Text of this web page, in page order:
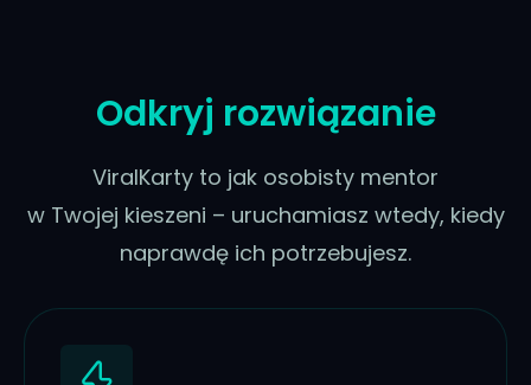
Odkryj rozwiązanie
ViralKarty to jak osobisty mentor
w Twojej kieszeni – uruchamiasz wtedy, kiedy
naprawdę ich potrzebujesz.